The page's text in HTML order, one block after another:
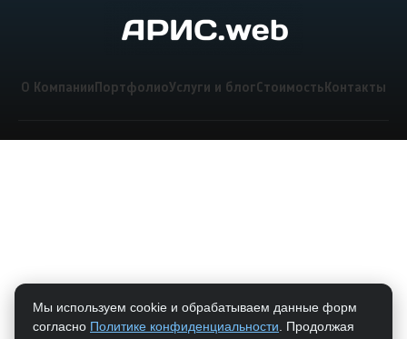
О КомпанииПортфолиоУслуги и блогСтоимостьКонтакты
Мы используем cookie и обрабатываем данные форм
согласно Политике конфиденциальности . Продолжая